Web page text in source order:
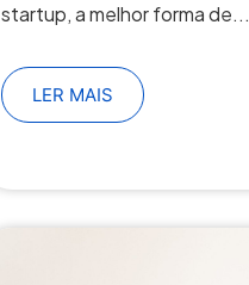
startup, a melhor forma de...
LER MAIS